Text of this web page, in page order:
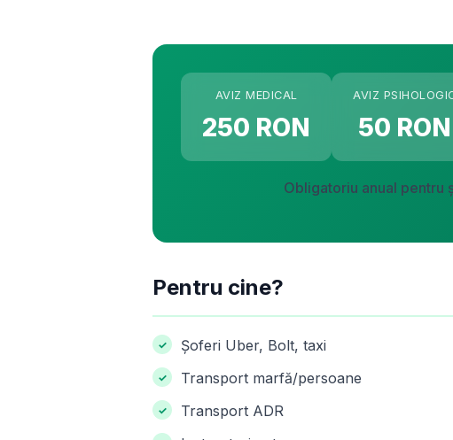
AVIZ MEDICAL
250 RON
AVIZ
50 RON
Obligatoriu anual
Pentru cine?
Șoferi Uber, Bolt, taxi
Transport marfă/persoane
Transport ADR